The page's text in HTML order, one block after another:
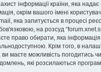
інформації країни, яка надає
окрім вашого імені
яка запитується в процесі
на розсуд
право обирати, яка
Крім того, в
ви маєте можливість погодитись
які розсилаються